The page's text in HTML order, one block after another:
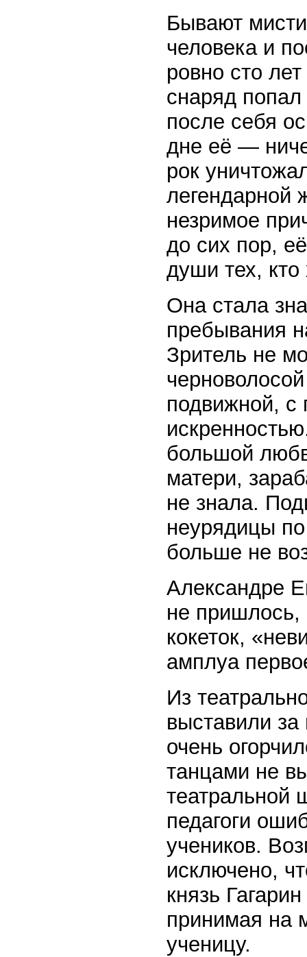
Бывают
человека и
ровно сто
снаряд попал
после себя
дне её —
рок
легендарной
незримое
до сих пор,
души тех, кто
Она стала
пребывания
Зритель не
подвижной, с
большой
матери,
не знала.
неурядицы
больше не
Александре
не пришлось,
кокеток,
амплуа
Из
выставили
очень
танцами не
театральной
педагоги
учеников.
исключено,
князь
принимая на
ученицу.